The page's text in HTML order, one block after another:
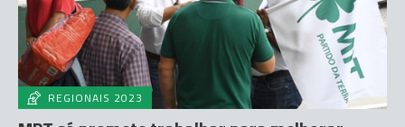
REGIONAIS 2023